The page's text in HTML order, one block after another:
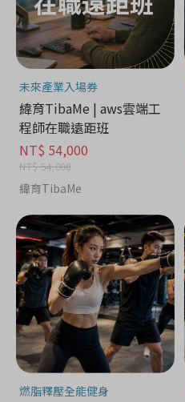
未來產業入場券
緯育TibaMe | aws雲端工
程師在職遠距班
NT$ 54,000
NT$ 54,000
緯育TibaMe
燃脂釋壓全能健身